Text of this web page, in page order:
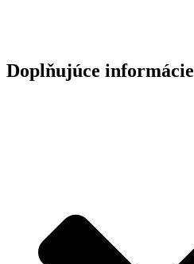
Doplňujúce informácie